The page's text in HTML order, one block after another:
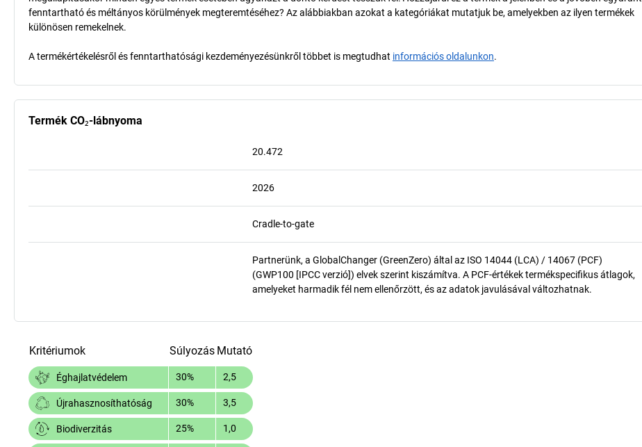
fenntartható és méltányos körülmények megteremtéséhez? Az alábbiakban azokat a kategóriákat mutatjuk be, amelyekben az ilyen termékek
különösen remekelnek.
A termékértékelésről és fenntarthatósági kezdeményezésünkről többet is megtudhat információs oldalunkon.
Termék CO₂-lábnyoma
20.472
2026
Cradle-to-gate
Partnerünk, a GlobalChanger (GreenZero) által az ISO 14044 (LCA) / 14067 (PCF)
(GWP100 [IPCC verzió]) elvek szerint kiszámítva. A PCF-értékek termékspecifikus átlagok,
amelyeket harmadik fél nem ellenőrzött, és az adatok javulásával változhatnak.
Kritériumok Súlyozás Mutató
Éghajlatvédelem 30% 2,5
Újrahasznosíthatóság 30% 3,5
Biodiverzitás 25% 1,0